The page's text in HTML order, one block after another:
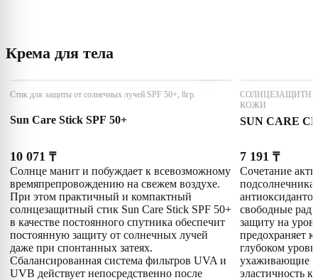
Крема для тела
Стик для защиты от солнечных лучей SPF 50+, 8гр.
Sun Care Stick SPF 50+
10 071 ₸
Солнце манит и побуждает к всевозможному
времяпрепровождению на свежем воздухе.
При этом практичный и компактный
солнцезащитный стик Sun Care Stick SPF 50+
в качестве постоянного спутника обеспечит
постоянную защиту от солнечных лучей
даже при спонтанных затеях.
Сбалансированная система фильтров UVA и
UVB действует непосредственно после
КОЖИ
SUN CARE
7 191 ₸
Сочетание
свободные
защиту на
предохраняет
глубоком
ухаживающие
эластичность